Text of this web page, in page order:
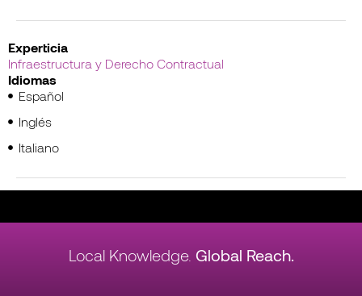
Experticia
Infraestructura y Derecho Contractual
Idiomas
Español
Inglés
Italiano
Local Knowledge. Global Reach.